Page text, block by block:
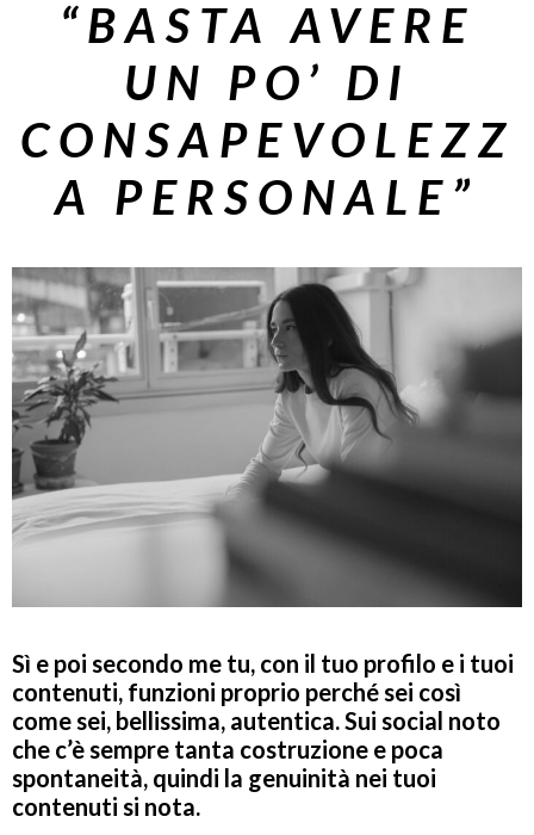
“BASTA AVERE
UN PO’ DI
CONSAPEVOLEZZ
A PERSONALE”
Sì e poi secondo me tu, con il tuo profilo e i tuoi
contenuti, funzioni proprio perché sei così
come sei, bellissima, autentica. Sui social noto
che c’è sempre tanta costruzione e poca
spontaneità, quindi la genuinità nei tuoi
contenuti si nota.